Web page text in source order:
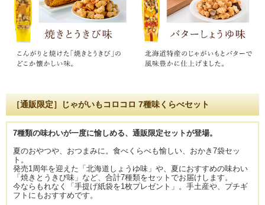
［通販限定］じゃがいもコロコロ 7種味くらべセット
7種類の味わいが一度に愉しめる、通販限定セットが登場。
夏のおやつや、おつまみに。食べくらべも愉しい、おかき7袋セッ
ト。
発売1周年を迎えた「北海道しょうゆ味」や、夏におすすめの味わい
「焼きとうきび味」など、合計7種類をセットでお届けします。
今ならもれなく「手提げ紙袋を1枚プレゼント」。手土産や、プチギ
フトにもおすすめです。